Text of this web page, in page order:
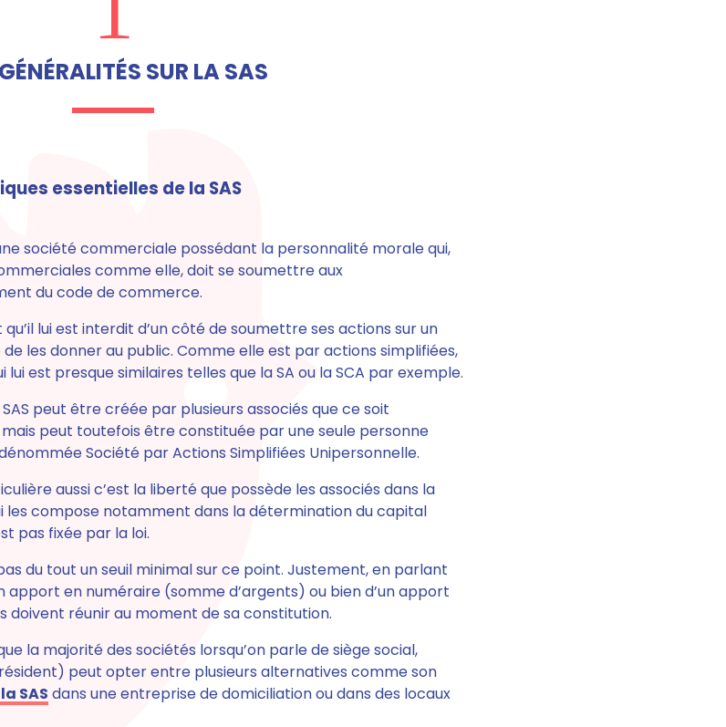
SUR LA SAS
essentielles de la SAS
société commerciale possédant la personnalité morale qui,
comme elle,doit se soumettre aux
du code de commerce.
qu’il lui est interdit d’un côté de soumettre ses actions sur un
les donner au public. Comme elle est par actions simplifiées,
est presque similaires telles que la SA ou la SCA par exemple.
SAS peut être créée par plusieurs associés que ce soit
peut toutefois être constituée par une seule personne
Société par Actions Simplifiées Unipersonnelle.
aussi c’est la liberté que possède les associés dans la
les compose notamment dans la détermination du capital
pas fixée par la loi.
du tout un seuil minimal sur ce point. Justement, en parlant
apport en numéraire (somme d’argents) ou bien d’un apport
doivent réunir au moment de sa constitution.
la majorité des sociétés lorsqu’on parle de siège social,
peut opter entre plusieurs alternatives comme son
SAS dans une entreprise de domiciliation ou dans des locaux